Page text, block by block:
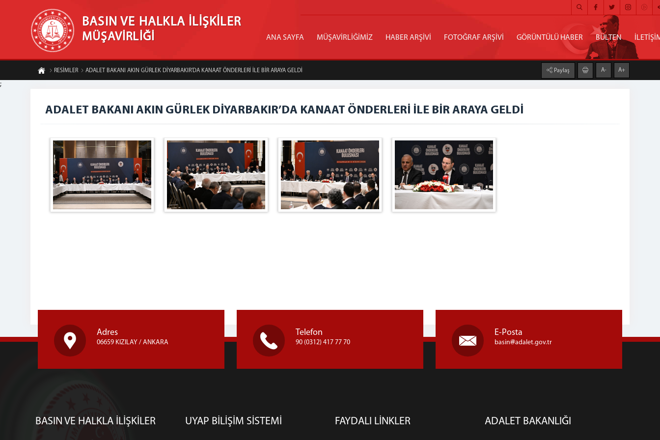
BASIN VE HALKLA İLİŞKİLER
MÜŞAVİRLİĞİ ANA SAYFA MÜŞAVİRLİĞİMİZ HABER ARŞİVİ FOTOĞRAF ARŞİVİ GÖRÜNTÜLÜ HABER BÜLTEN
RESİMLER ADALET BAKANI AKIN GÜRLEK DİYARBAKIR’DA KANAAT ÖNDERLERİ İLE BİR ARAYA GELDİ Paylaş A- A+
;
ADALET BAKANI AKIN GÜRLEK DİYARBAKIR’DA KANAAT ÖNDERLERİ İLE BİR ARAYA GELDİ
Adres
06659 KIZILAY / ANKARA
Telefon
90 (0312) 417 77 70
E-Posta
basin adalet.gov.tr
BASIN VE HALKLA İLİŞKİLER UYAP BİLİŞİM SİSTEMİ FAYDALI LİNKLER ADALET BAKANLIĞI